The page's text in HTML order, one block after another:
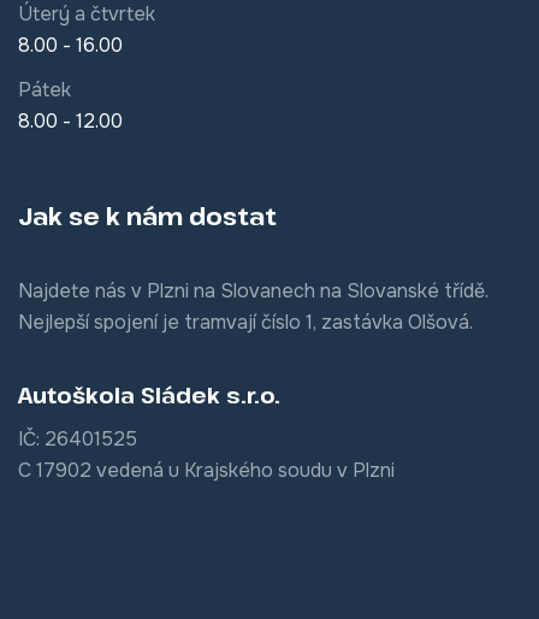
Úterý a čtvrtek
8.00 - 16.00
Pátek
8.00 - 12.00
Jak se k nám dostat
Najdete nás v Plzni na Slovanech na Slovanské třídě.
Nejlepší spojení je tramvají číslo 1, zastávka Olšová.
Autoškola Sládek s.r.o.
IČ: 26401525
C 17902 vedená u Krajského soudu v Plzni